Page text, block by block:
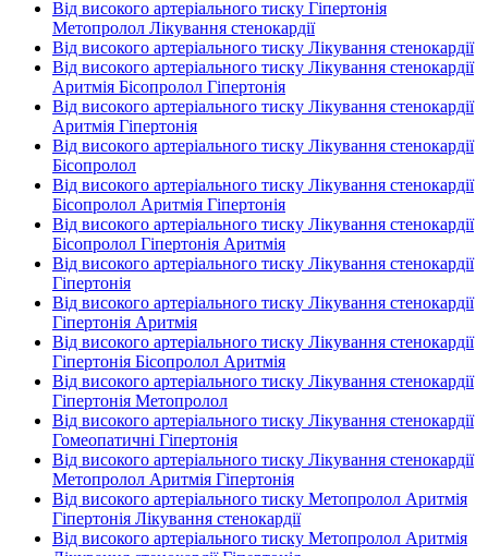
Від високого артеріального тиску Гіпертонія
Метопролол Лікування стенокардії
Від високого артеріального тиску Лікування стенокардії
Від високого артеріального тиску Лікування стенокардії
Аритмія Бісопролол Гіпертонія
Від високого артеріального тиску Лікування стенокардії
Аритмія Гіпертонія
Від високого артеріального тиску Лікування стенокардії
Бісопролол
Від високого артеріального тиску Лікування стенокардії
Бісопролол Аритмія Гіпертонія
Від високого артеріального тиску Лікування стенокардії
Бісопролол Гіпертонія Аритмія
Від високого артеріального тиску Лікування стенокардії
Гіпертонія
Від високого артеріального тиску Лікування стенокардії
Гіпертонія Аритмія
Від високого артеріального тиску Лікування стенокардії
Гіпертонія Бісопролол Аритмія
Від високого артеріального тиску Лікування стенокардії
Гіпертонія Метопролол
Від високого артеріального тиску Лікування стенокардії
Гомеопатичні Гіпертонія
Від високого артеріального тиску Лікування стенокардії
Метопролол Аритмія Гіпертонія
Від високого артеріального тиску Метопролол Аритмія
Гіпертонія Лікування стенокардії
Від високого артеріального тиску Метопролол Аритмія